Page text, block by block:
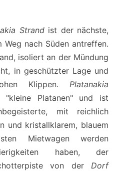
Strandist der nächste,
Weg nach Süden antreffen.
isoliert an der Mündung
in geschützter Lage und
Klippen. Platanakia
"kleine Platanen" und ist
mit reichlich
und kristallklarem, blauem
Mietwagen werden
haben, der
von der Dorf